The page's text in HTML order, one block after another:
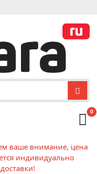
0
ваше внимание, цена
индивидуально